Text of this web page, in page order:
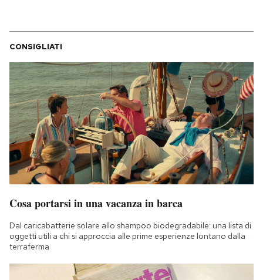
CONSIGLIATI
Cosa portarsi in una vacanza in barca
Dal caricabatterie solare allo shampoo biodegradabile: una lista di
oggetti utili a chi si approccia alle prime esperienze lontano dalla
terraferma